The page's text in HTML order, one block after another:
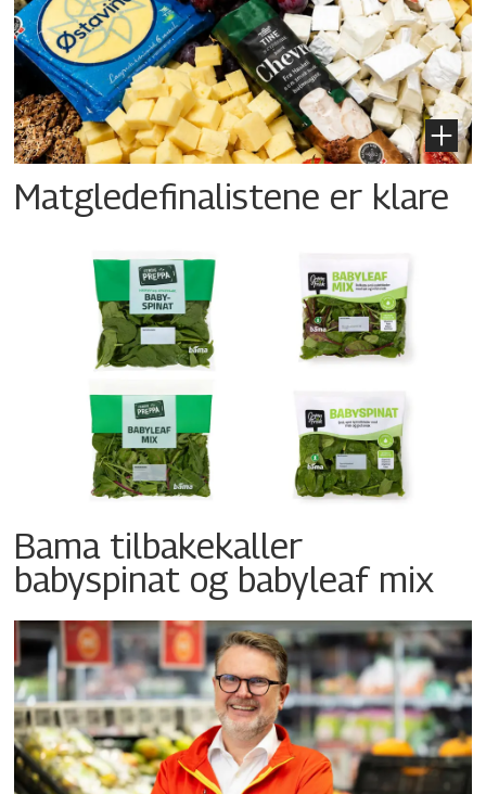
Matgledefinalistene er klare
Bama tilbakekaller
babyspinat og babyleaf mix